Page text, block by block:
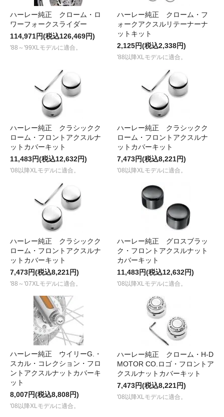
ハーレー純正 クローム・ロ
ワーフォークスライダー
114,971円(税込126,469円)
'88～'99XLモデルに適合。
ハーレー純正 クローム・フ
ォークアクスルリテーナーナ
ットキット
2,125円(税込2,338円)
'88以降XLモデルに適合。
ハーレー純正 クラシックク
ローム・フロントアクスルナ
ットカバーキット
11,483円(税込12,632円)
'08以降XLモデルに適合。
ハーレー純正 クラシックク
ローム・フロントアクスルナ
ットカバーキット
7,473円(税込8,221円)
'08以降XLモデルに適合。
ハーレー純正 クラシックク
ローム・フロントアクスルナ
ットカバーキット
7,473円(税込8,221円)
'88～'07XLモデルに適合。
ハーレー純正 グロスブラッ
ク・フロントアクスルナット
カバーキット
11,483円(税込12,632円)
'08以降XLモデルに適合。
ハーレー純正 ウイリーG.・
スカル・コレクション・フロ
ントアクスルナットカバーキ
ット
8,007円(税込8,808円)
'08以降XLモデルに適合。
ハーレー純正 クローム・H-D
MOTOR CO.ロゴ・フロントア
クスルナットカバーキット
7,473円(税込8,221円)
'08以降XLモデルに適合。